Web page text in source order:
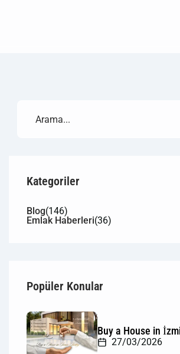
Kategoriler
Blog(146)
Emlak Haberleri(36)
Popüler Konular
Buy a House in
27/03/2026